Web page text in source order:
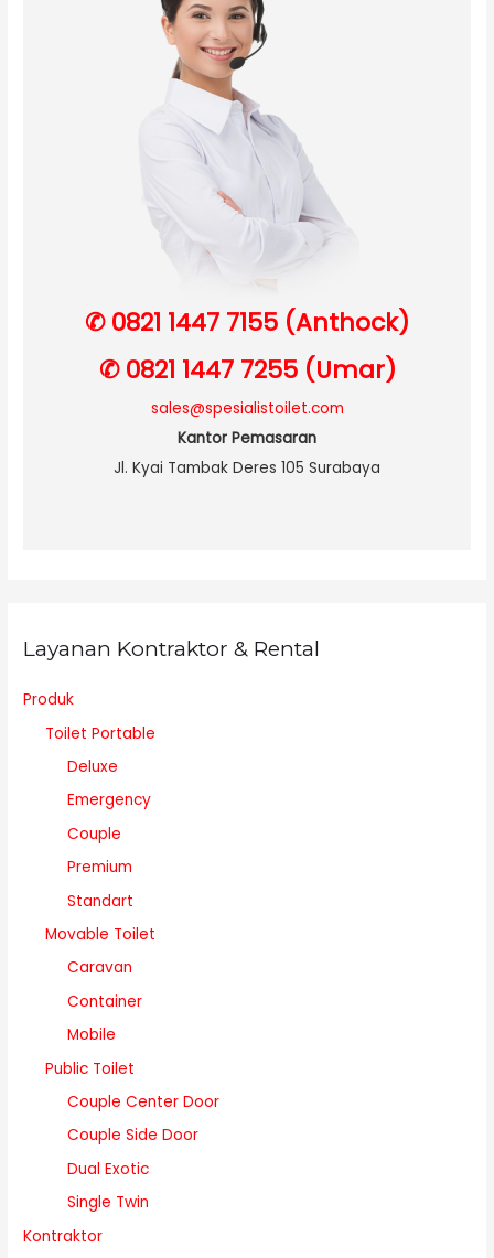
✆ 0821 1447 7155 (Anthock)
✆ 0821 1447 7255 (Umar)
sales@spesialistoilet.com
Kantor Pemasaran
Jl. Kyai Tambak Deres 105 Surabaya
Layanan Kontraktor & Rental
Produk
Toilet Portable
Deluxe
Emergency
Couple
Premium
Standart
Movable Toilet
Caravan
Container
Mobile
Public Toilet
Couple Center Door
Couple Side Door
Dual Exotic
Single Twin
Kontraktor